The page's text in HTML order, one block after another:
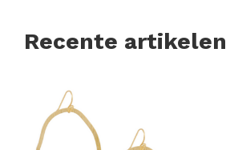
Recente artikelen